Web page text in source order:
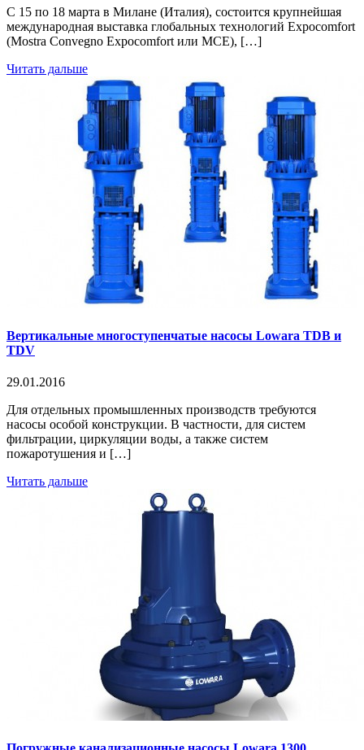
С 15 по 18 марта в Милане (Италия), состоится крупнейшая
международная выставка глобальных технологий Expocomfort
(Mostra Convegno Expocomfort или MCE), […]
Читать дальше
Вертикальные многоступенчатые насосы Lowara TDB и
TDV
29.01.2016
Для отдельных промышленных производств требуются
насосы особой конструкции. В частности, для систем
фильтрации, циркуляции воды, а также систем
пожаротушения и […]
Читать дальше